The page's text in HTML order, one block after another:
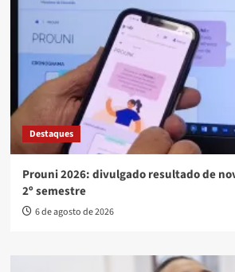
Destaques
Prouni 2026: divulgado resultado de
2º semestre
6 de agosto de 2026